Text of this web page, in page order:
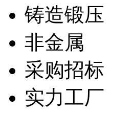
铸造锻压
非金属
采购招标
实力工厂